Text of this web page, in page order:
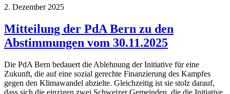
2. Dezember 2025
Mitteilung der PdA Bern zu den
Abstimmungen vom 30.11.2025
Die PdA Bern bedauert die Ablehnung der Initiative für eine
Zukunft, die auf eine sozial gerechte Finanzierung des Kampfes
gegen den Klimawandel abzielte. Gleichzeitig ist sie stolz darauf,
dass sich die einzigen zwei Schweizer Gemeinden, die die Initiative